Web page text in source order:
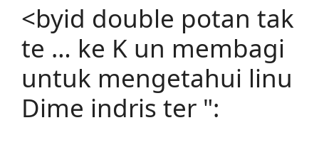
<byid double potan tak
te … ke K un membagi
untuk mengetahui linu
Dime indris ter ":